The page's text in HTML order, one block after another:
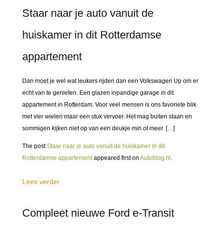
Staar naar je auto vanuit de
huiskamer in dit Rotterdamse
appartement
Dan moet je wel wat leukers rijden dan een Volkswagen Up om er
echt van te genieten. Een glazen inpandige garage in dit
appartement in Rotterdam. Voor veel mensen is ons favoriete blik
met vier wielen maar een stuk vervoer. Het mag buiten staan en
sommigen kijken niet op van een deukje min of meer. […]
The postStaar naar je auto vanuit de huiskamer in dit
Rotterdamse appartementappeared first on Autoblog.nl .
Lees verder
Compleet nieuwe Ford e-Transit